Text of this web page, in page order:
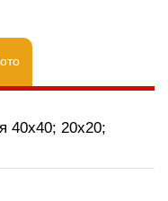
40х40; 20х20;